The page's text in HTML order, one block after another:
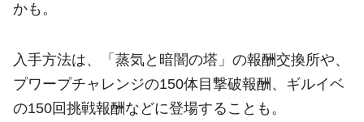
かも。
入手方法は、「蒸気と暗闇の塔」の報酬交換所や、
プワープチャレンジの150体目撃破報酬、ギルイベ
の150回挑戦報酬などに登場することも。